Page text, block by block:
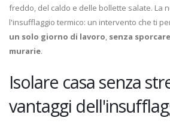
freddo, del caldo e delle bollette salate. La
l'insufflaggio termico: un intervento che ti
un solo giorno di lavoro, senza sporcare
murarie.
Isolare casa senza
vantaggi